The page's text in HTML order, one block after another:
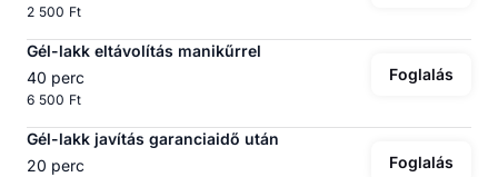
2 500 Ft
Gél-lakk eltávolítás manikűrrel
40 perc
6 500 Ft
Foglalás
Gél-lakk javítás garanciaidő után
20 perc
Foglalás